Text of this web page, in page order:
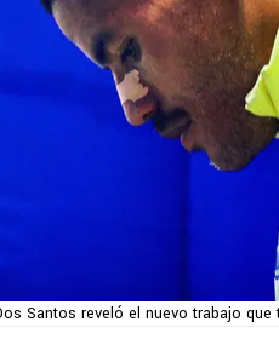
Santos reveló el nuevo trabajo